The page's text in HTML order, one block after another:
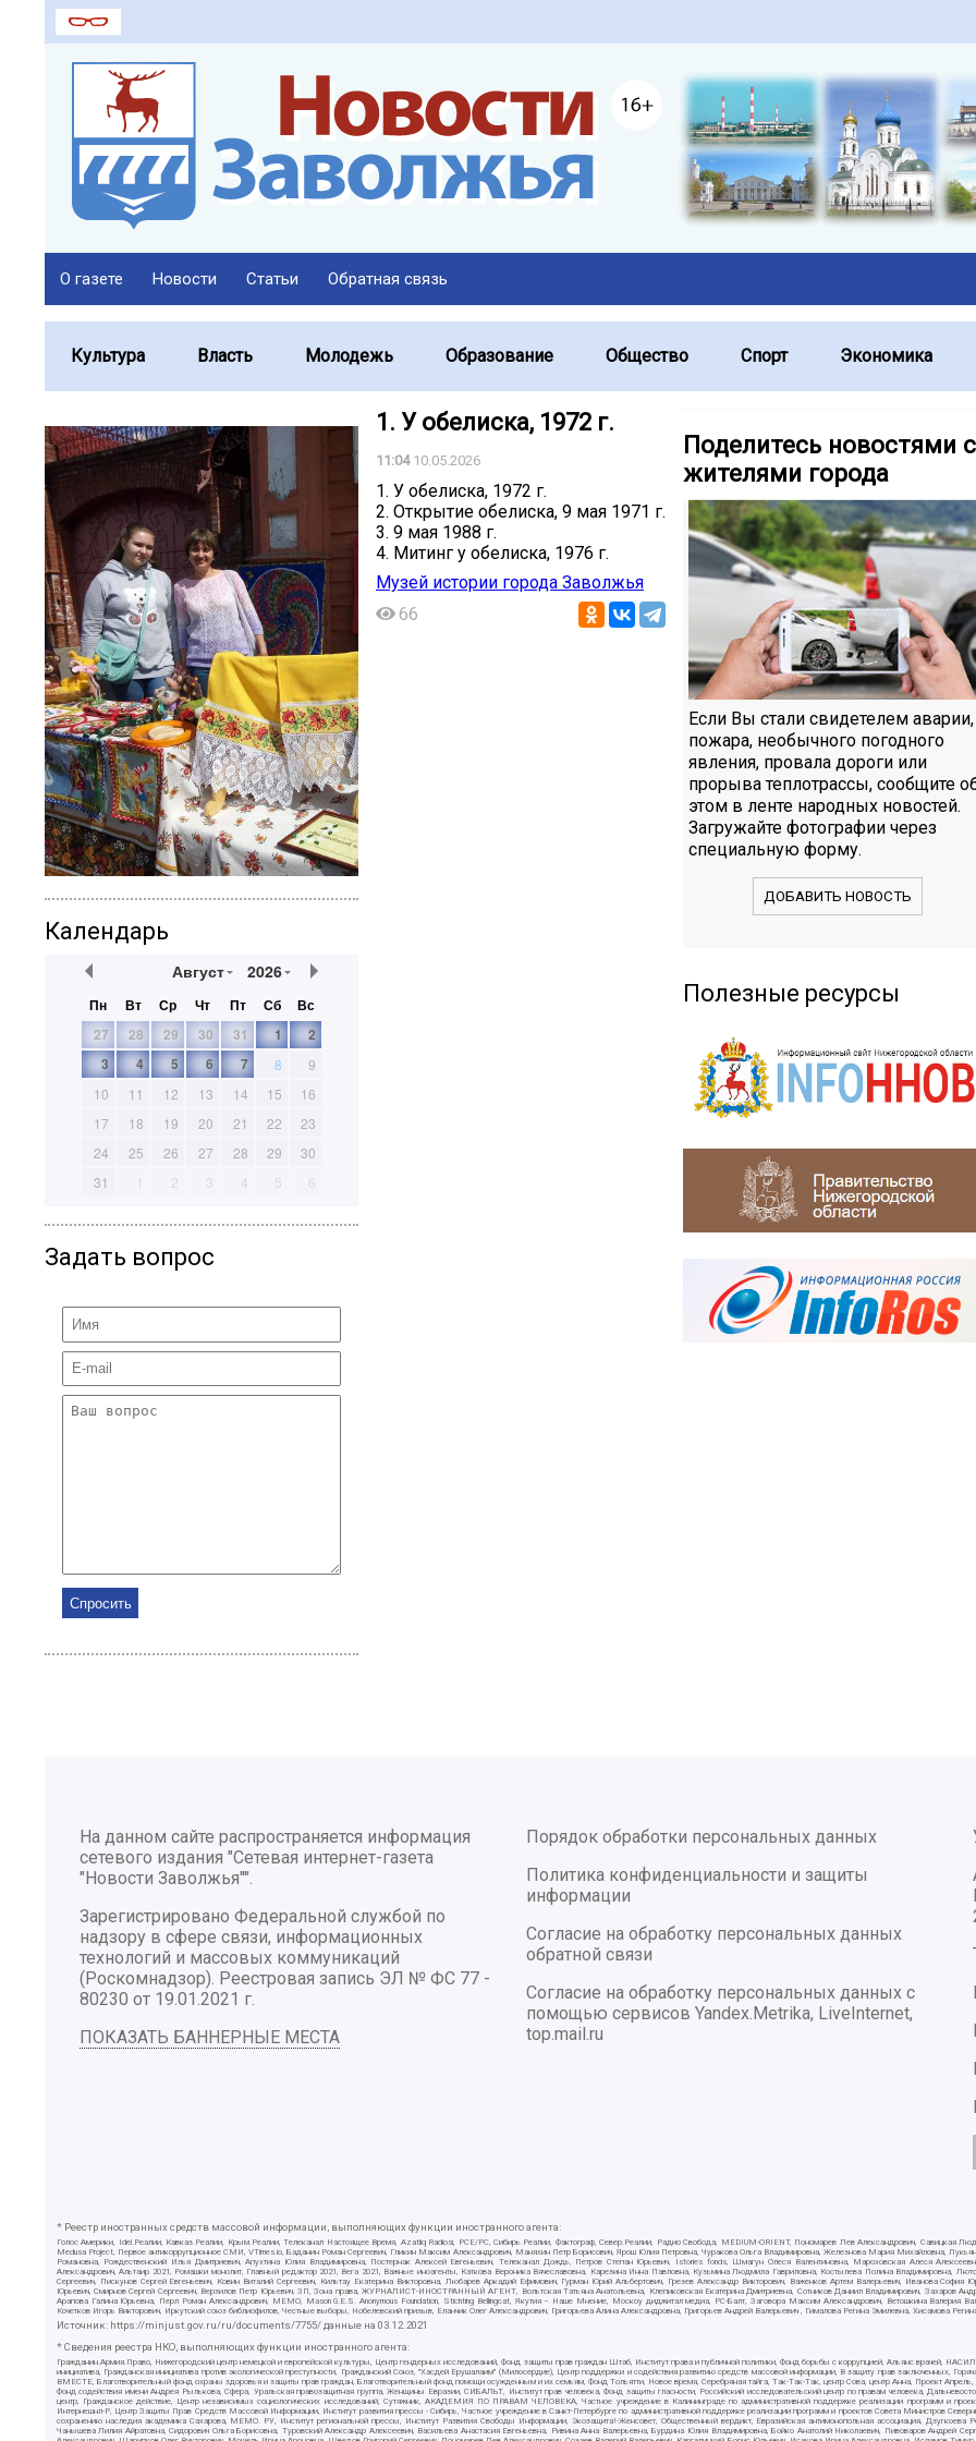
О газете Новости Статьи Обратная связь
Культура Власть Молодежь Образование Общество Спорт Экономика
Календарь
Август 2026
Пн Вт Ср Чт Пт Сб
Вс
27
28 29 30 31 1
2
3
4 5 6 7 8
9
10
11 12 13 14 15
16
17
18 19 20 21 22
23
24
25 26 27 28 29
30
31
1 2 3 4 5 6
Задать вопрос
1. У обелиска, 1972 г.
11:0410.05.2026
1. У обелиска, 1972 г.
2. Открытие обелиска, 9 мая 1971 г.
3. 9 мая 1988 г.
4. Митинг у обелиска, 1976 г.
Музей истории города Заволжья
66
Поделитесь новостями с
жителями города
Если Вы стали свидетелем аварии,
пожара, необычного погодного
явления, провала дороги или
прорыва теплотрассы, сообщите
этом в ленте народных новостей.
Загружайте фотографии через
специальную форму.
ДОБАВИТЬ НОВОСТЬ
Полезные ресурсы
На данном сайте распространяется информация
сетевого издания "Сетевая интернет-газета
"Новости Заволжья"".
Зарегистрировано Федеральной службой по
надзору в сфере связи, информационных
технологий и массовых коммуникаций
(Роскомнадзор). Реестровая запись ЭЛ № ФС 77 -
80230 от 19.01.2021 г.
ПОКАЗАТЬ БАННЕРНЫЕ МЕСТА
Порядок обработки персональных данных
Политика конфиденциальности и защиты
информации
Согласие на обработку персональных данных
обратной связи
Согласие на обработку персональных данных с
помощью сервисов Yandex.Metrika, LiveInternet,
top.mail.ru
* Реестр иностранных средств массовой информации, выполняющих функции иностранного агента:
Голос Америки, Idel.Реалии, Кавказ.Реалии, Крым.Реалии, Телеканал Настоящее Время, Azatliq Radiosi, PCE/PC, Сибирь.Реалии, Фактограф, Север.Реалии, Радио Свобода, MEDIUM-ORIENT, Пономарев Лев Александрович, Савицкая
Medusa Project, Первое антикоррупционное СМИ, VTimes.io, Баданин Роман Сергеевич, Гликин Максим Александрович, Маняхин Петр Борисович, Ярош Юлия Петровна, Чуракова Ольга Владимировна, Железнова Мария Михайловна,
Романовна, Рождественский Илья Дмитриевич, Апухтина Юлия Владимировна, Постернак Алексей Евгеньевич, Телеканал Дождь, Петров Степан Юрьевич, Istories fonds, Шмагун Олеся Валентиновна, Мароховская Алеся
Александрович, Альтаир 2021, Ромашки монолит, Главный редактор 2021, Вега 2021, Важные иноагенты, Каткова Вероника Вячеславовна, Карезина Инна Павловна, Кузьмина Людмила Гавриловна, Костылева Полина Владимировна,
Сергеевич, Пискунов Сергей Евгеньевич, Ковин Виталий Сергеевич, Кильтау Екатерина Викторовна, Любарев Аркадий Ефимович, Гурман Юрий Альбертович, Грезев Александр Викторович, Важенков Артем Валерьевич, Иванова
Юрьевич, Смирнов Сергей Сергеевич, Верзилов Петр Юрьевич, ЗП, Зона права, ЖУРНАЛИСТ-ИНОСТРАННЫЙ АГЕНТ, Вольтская Татьяна Анатольевна, Клепиковская Екатерина Дмитриевна, Сотников Даниил Владимирович, Захаров
Арапова Галина Юрьевна, Перл Роман Александрович, МЕМО, Mason G.E.S. Anonymous Foundation, Stichting Bellingcat, Якутия – Наше Мнение, Москоу диджитал медиа, РС-Балт, Заговора Максим Александрович, Ветошкина Валерия
Кочетков Игорь Викторович, Иркутский союз библиофилов, Честные выборы, Нобелевский призыв, Еланчик Олег Александрович, Григорьева Алина Александровна, Григорьев Андрей Валерьевич , Гималова Регина Эмилевна, Хисамова
Источник: https://minjust.gov.ru/ru/documents/7755/данные на 03.12.2021
* Сведения реестра НКО, выполняющих функции иностранного агента:
Гражданин.Армия.Право, Нижегородский центр немецкой и европейской культуры, Центр гендерных исследований, Фонд защиты прав граждан Штаб, Институт права и публичной политики, Фонд борьбы с коррупцией, Альянс
инициатива, Гражданская инициатива против экологической преступности, Гражданский Союз, "Хасдей Ерушалаим" (Милосердие), Центр поддержки и содействия развитию средств массовой информации, В защиту прав заключенных,
ВМЕСТЕ, Благотворительный фонд охраны здоровья и защиты прав граждан, Благотворительный фонд помощи осужденным и их семьям, Фонд Тольятти, Новое время, Серебряная тайга, Так-Так-Так, центр Сова, центр Анна, Проект
Фонд содействия имени Андрея Рылькова, Сфера, Уральская правозащитная группа, Женщины Евразии, СИБАЛЬТ, Институт прав человека, Фонд защиты гласности, Российский исследовательский центр по правам человека,
центр, Гражданское действие, Центр независимых социологических исследований, Сутяжник, АКАДЕМИЯ ПО ПРАВАМ ЧЕЛОВЕКА, Частное учреждение в Калининграде по административной поддержке реализации программ и
Интернешнл-Р, Центр Защиты Прав Средств Массовой Информации, Институт развития прессы - Сибирь, Частное учреждение в Санкт-Петербурге по административной поддержке реализации программ и проектов Совета Министров
сохранению наследия академика Сахарова, МЕМО. РУ, Институт региональной прессы, Институт Развития Свободы Информации, Экозащита!-Женсовет, Общественный вердикт, Евразийская антимонопольная ассоциация,
Чанышева Лилия Айратовна, Сидорович Ольга Борисовна, Туровский Александр Алексеевич, Васильева Анастасия Евгеньевна, Ривина Анна Валерьевна, Бурдина Юлия Владимировна, Бойко Анатолий Николаевич, Пивоваров Андрей